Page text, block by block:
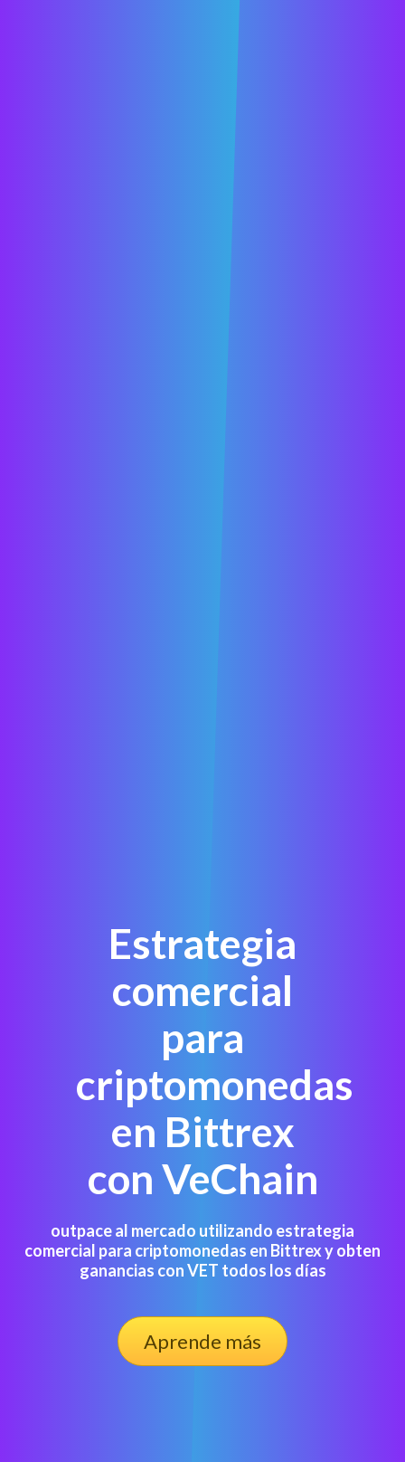
Estrategia
comercial
para
criptomonedas
en Bittrex
con VeChain
outpace al mercado utilizando estrategia
comercial para criptomonedas en Bittrex y obten
ganancias con VET todos los días
Aprende más